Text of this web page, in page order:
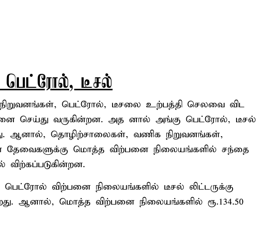
பெட்ரோல், டீசல்
பெட்ரோல், டீசலை உற்பத்தி செலவை விட
செய்து வருகின்றன. அத னால் அங்கு பெட்ரோல், டீசல்
ஆனால், தொழிற்சாலைகள், வணிக நிறுவனங்கள்,
தேவைகளுக்கு மொத்த விற்பனை நிலையங்களில் சந்தை
விற்பனை நிலையங்களில் டீசல் லிட்டருக்கு
ஆனால், மொத்த விற்பனை நிலையங்களில் ரூ.134.50